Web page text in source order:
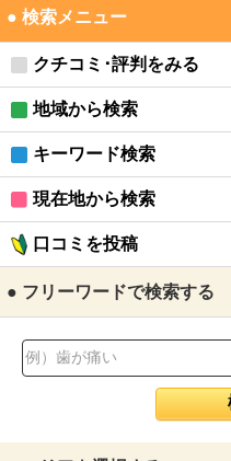
● 検索メニュー
クチコミ･評判をみる
地域から検索
キーワード検索
現在地から検索
口コミを投稿
● フリーワードで検索する